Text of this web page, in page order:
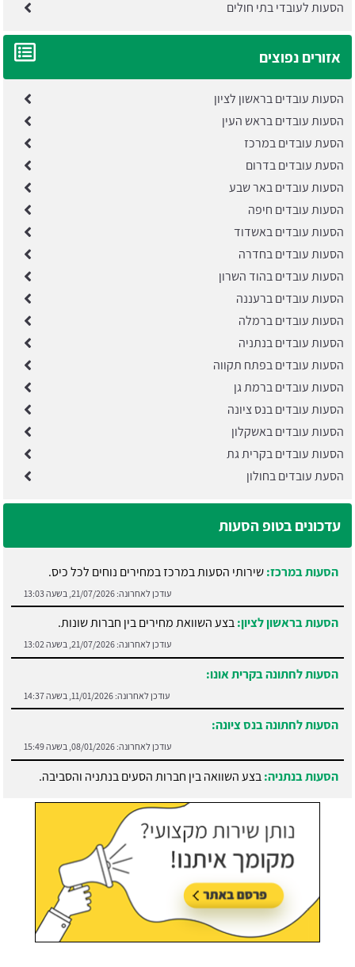
הסעות לעובדי בתי חולים
אזורים נפוצים
הסעות עובדים בראשון לציון
הסעות עובדים בראש העין
הסעת עובדים במרכז
הסעת עובדים בדרום
הסעות עובדים באר שבע
הסעות עובדים חיפה
הסעות עובדים באשדוד
הסעות עובדים בחדרה
הסעות עובדים בהוד השרון
הסעות עובדים ברעננה
הסעות עובדים ברמלה
הסעות עובדים בנתניה
הסעות עובדים בפתח תקווה
הסעות עובדים ברמת גן
הסעות עובדים בנס ציונה
הסעות עובדים באשקלון
הסעות עובדים בקרית גת
הסעת עובדים בחולון
עדכונים בטופ הסעות
הסעות במרכז:שירותי הסעות במרכז במחירים נוחים לכל כיס.
עודכן לאחרונה: 21/07/2026, בשעה 13:03
הסעות בראשון לציון:בצע השוואת מחירים בין חברות שונות.
עודכן לאחרונה: 21/07/2026, בשעה 13:02
הסעות לחתונה בקרית אונו:
עודכן לאחרונה: 11/01/2026, בשעה 14:37
הסעות לחתונה בנס ציונה:
עודכן לאחרונה: 08/01/2026, בשעה 15:49
הסעות בנתניה:בצע השוואה בין חברות הסעים בנתניה והסביבה.